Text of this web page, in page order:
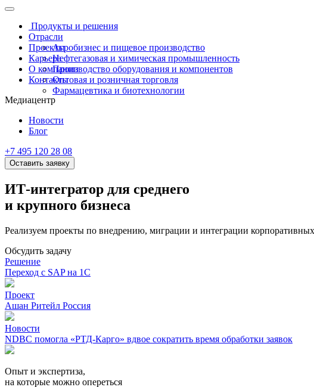
Продукты и решения
Отрасли
Агробизнес и пищевое производство
Нефтегазовая и химическая промышленность
Производство оборудования и компонентов
Оптовая и розничная торговля
Фармацевтика и биотехнологии
Проекты
Карьера
О компании
Контакты
Медиацентр
Новости
Блог
+7 495 120 28 08
Оставить заявку
ИТ-интегратор для среднего
и крупного бизнеса
Реализуем проекты по внедрению, миграции и интеграции
Обсудить задачу
Решение
Переход с SAP на 1С
Проект
Ашан Ритейл Россия
Новости
NDBC помогла «РТД-Карго» вдвое сократить время обработки заявок
Опыт и экспертиза,
на которые можно опереться